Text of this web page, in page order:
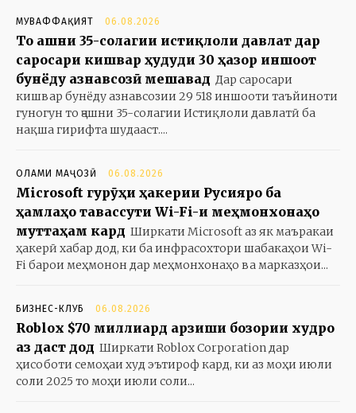
МУВАФФАҚИЯТ 06.08.2026
То ҷашни 35-солагии истиқлоли давлат дар
саросари кишвар ҳудуди 30 ҳазор иншоот
бунёду азнавсозӣ мешавад Дар саросари
кишвар бунёду азнавсозии 29 518 иншооти таъйиноти
гуногун то ҷашни 35-солагии Истиқлоли давлатӣ ба
нақша гирифта шудааст....
ОЛАМИ МАҶОЗӢ 06.08.2026
Microsoft гурӯҳи ҳакерии Русияро ба
ҳамлаҳо тавассути Wi-Fi-и меҳмонхонаҳо
муттаҳам кард Ширкати Microsoft аз як маъракаи
ҳакерӣ хабар дод, ки ба инфрасохтори шабакаҳои Wi-
Fi барои меҳмонон дар меҳмонхонаҳо ва марказҳои...
БИЗНЕС-КЛУБ 06.08.2026
Roblox $70 миллиард арзиши бозории худро
аз даст дод Ширкати Roblox Corporation дар
ҳисоботи семоҳаи худ эътироф кард, ки аз моҳи июли
соли 2025 то моҳи июли соли...